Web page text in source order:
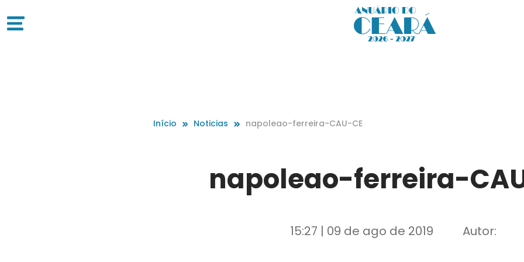
Início Noticias napoleao-ferreira-CAU-CE
napoleao-ferreira-
15:27 | 09 de ago de 2019 Autor: